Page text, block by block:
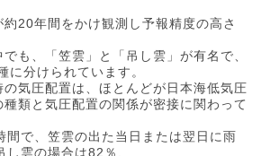
20年間をかけ観測し予報精度の高さ
も、「笠雲」と「吊し雲」が有名で、
に分けられています。
気圧配置は、ほとんどが日本海低気圧
類と気圧配置の関係が密接に関わって
間で、笠雲の出た当日または翌日に雨
雲の場合は82％、